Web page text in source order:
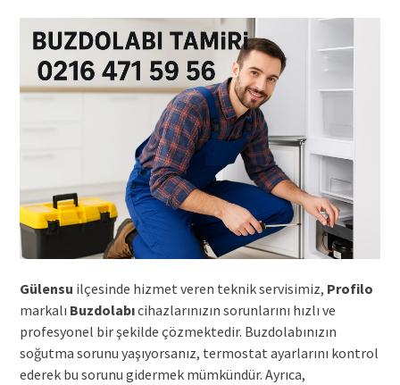
Gülensu ilçesinde hizmet veren teknik servisimiz, Profilo
markalı Buzdolabıcihazlarınızın sorunlarını hızlı ve
profesyonel bir şekilde çözmektedir. Buzdolabınızın
soğutma sorunu yaşıyorsanız, termostat ayarlarını kontrol
ederek bu sorunu gidermek mümkündür. Ayrıca,